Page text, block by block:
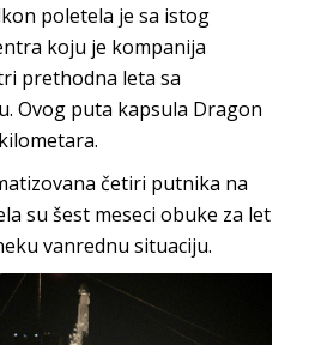
poletela je sa istog
koju je kompanija
prethodna leta sa
Ovog puta kapsula Dragon
četiri putnika na
su šest meseci obuke za let
vanrednu situaciju.